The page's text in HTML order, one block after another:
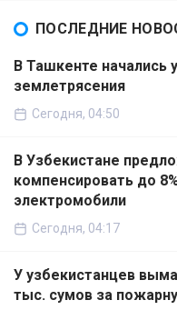
ПОСЛЕДНИЕ
В Ташкенте начались
землетрясения
Сегодня, 04:50
В Узбекистане
компенсировать до
электромобили
Сегодня, 04:17
У узбекистанцев
тыс. сумов за